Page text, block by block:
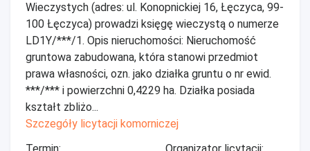
Wieczystych (adres: ul. Konopnickiej 16, Łęczyca, 99-
100 Łęczyca) prowadzi księgę wieczystą o numerze
LD1Y/***/1. Opis nieruchomości: Nieruchomość
gruntowa zabudowana, która stanowi przedmiot
prawa własności, ozn. jako działka gruntu o nr ewid.
***/*** i powierzchni 0,4229 ha. Działka posiada
kształt zbliżo...
Szczegóły licytacji komorniczej